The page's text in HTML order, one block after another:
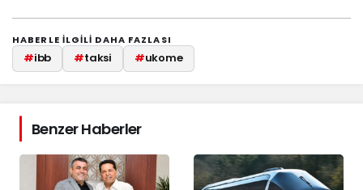
HABERLE ILGILI DAHA FAZLASI
#ibb #taksi #ukome
Benzer Haberler